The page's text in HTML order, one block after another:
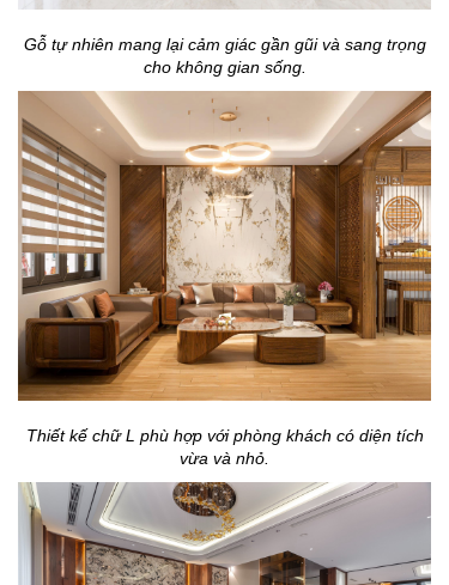
Gỗ tự nhiên mang lại cảm giác gần gũi và sang trọng
cho không gian sống.
Thiết kế chữ L phù hợp với phòng khách có diện tích
vừa và nhỏ.